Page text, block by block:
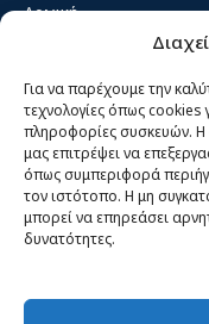
Για να παρέχουμε την
τεχνολογίες όπως
πληροφορίες συσκευών. Η
μας επιτρέψει να
όπως συμπεριφορά
τον ιστότοπο. Η μη
μπορεί να επηρεάσει
δυνατότητες.
Αρχική
Κίνημα ΝΙΚΗ – Ποιοι
Θέσεις
Πρόσωπα
Όργανα και ομάδες
Βίντεο
Δελτία Τύπου